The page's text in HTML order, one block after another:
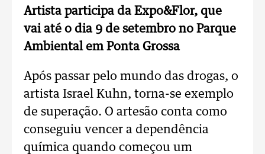
Artista participa da Expo&Flor, que
vai até o dia 9 de setembro no Parque
Ambiental em Ponta Grossa
Após passar pelo mundo das drogas, o
artista Israel Kuhn, torna-se exemplo
de superação. O artesão conta como
conseguiu vencer a dependência
química quando começou um